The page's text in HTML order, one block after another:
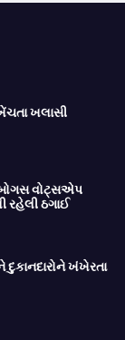
ખલાસી
વોટ્સએપ
રહેલી ઠગાઈ
ખંખેરતા